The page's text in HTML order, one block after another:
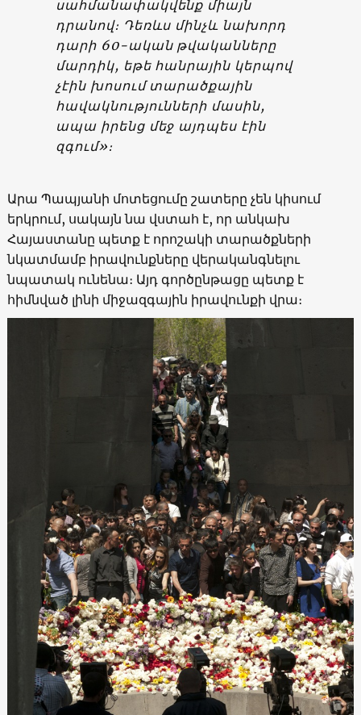
սահմանափակվենք միայն
դրանով։ Դեռևս մինչև նախորդ
դարի 60-ական թվականները
մարդիկ, եթե հանրային կերպով
չէին խոսում տարածքային
հավակնությունների մասին,
ապա իրենց մեջ այդպես էին
զգում»։
Արա Պապյանի մոտեցումը շատերը չեն կիսում
երկրում, սակայն նա վստահ է, որ անկախ
Հայաստանը պետք է որոշակի տարածքների
նկատմամբ իրավունքները վերականգնելու
նպատակ ունենա։ Այդ գործընթացը պետք է
հիմնված լինի միջազգային իրավունքի վրա։